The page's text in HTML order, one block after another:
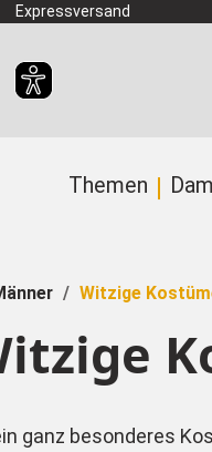
Expressversand
Themen
Witzige
ganz besonderes